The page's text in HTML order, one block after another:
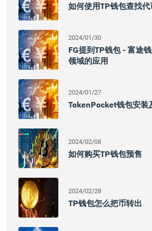
如何使用TP钱包查找
2024/01/30
FG提到TP钱包 - 富途
领域的应用
2024/01/27
TokenPocket钱包安装
2024/02/08
如何购买TP钱包预售
2024/02/28
TP钱包怎么把币转出